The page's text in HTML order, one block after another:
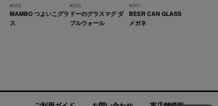
#003
MAMBO つよいこグラ
ス
#002
ドーのグラスマグ ダ
ブルウォール
#001
BEER CAN GLASS
メガネ